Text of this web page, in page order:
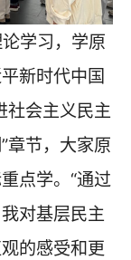
学习，学原
新时代中国
社会主义民主
章节，大家原
点学。“通过
对基层民主
的感受和更